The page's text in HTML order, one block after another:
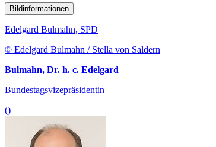
Bildinformationen
Edelgard Bulmahn, SPD
© Edelgard Bulmahn / Stella von Saldern
Bulmahn, Dr. h. c. Edelgard
Bundestagsvizepräsidentin
()